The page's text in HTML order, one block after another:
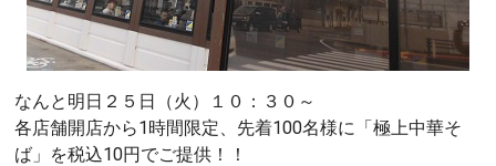
なんと明日２５日（火）１０：３０～
各店舗開店から1時間限定、先着100名様に「極上中華そ
ば」を税込10円でご提供！！